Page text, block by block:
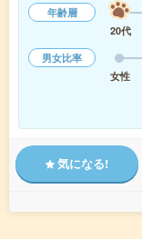
年齢層
20代
男女比率
女性
気になる!